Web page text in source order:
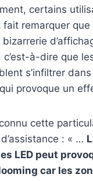
certains
fait remarquer
bizarrerie
c’est-à-dire que
s’infiltrer
provoque un
cette
: « …
LED peut
car les